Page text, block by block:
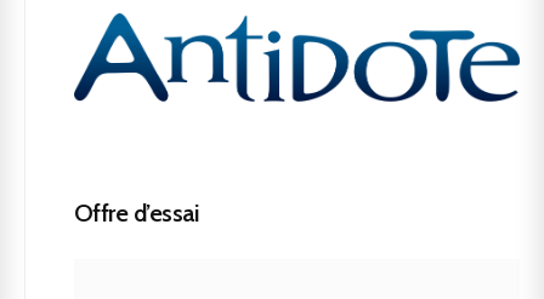
Offre d’essai